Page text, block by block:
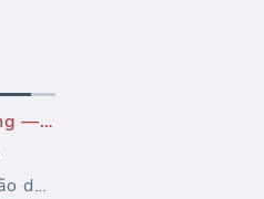
Novo modelo de marketing — Painel de vendas do E-commerce Suite
Rastreador de classificação de palavras-chave